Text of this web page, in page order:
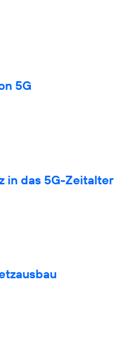
5G
in das 5G-Zeitalter